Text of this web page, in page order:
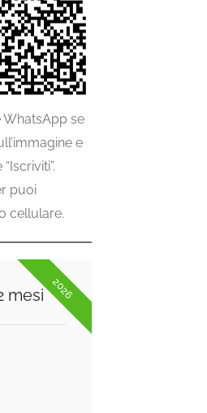
WhatsApp se
e
puoi
cellulare.
2026
mesi